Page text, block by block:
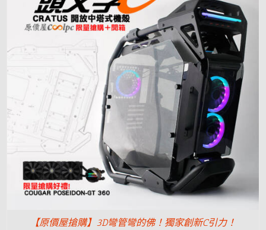
【原價屋搶購】3D彎管彎的佛！獨家創新C引力！